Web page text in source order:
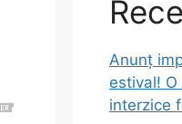
Anunț
estival!
interzice